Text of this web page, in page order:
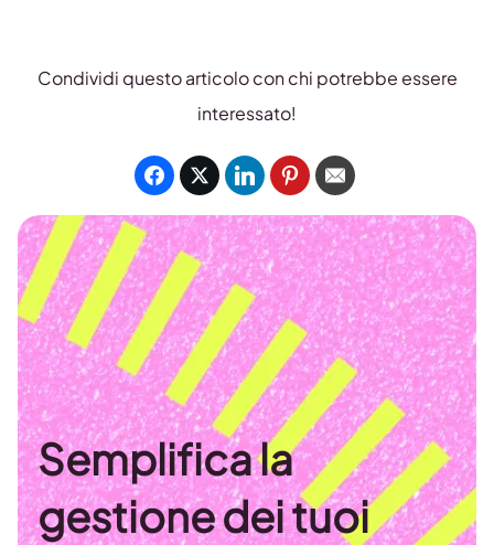
Condividi questo articolo con chi potrebbe essere
interessato!
Semplifica la
gestione dei tuoi